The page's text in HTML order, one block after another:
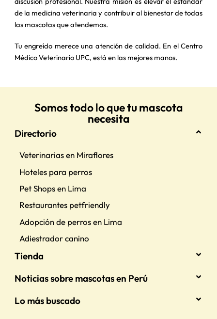
de la medicina veterinaria y contribuir al bienestar de todas
las mascotas que atendemos.
Tu engreído merece una atención de calidad. En el Centro
Médico Veterinario UPC, está en las mejores manos.
Somos todo lo que tu mascota
necesita
Directorio
Veterinarias en Miraflores
Hoteles para perros
Pet Shops en Lima
Restaurantes petfriendly
Adopción de perros en Lima
Adiestrador canino
Tienda
Noticias sobre mascotas en Perú
Lo más buscado